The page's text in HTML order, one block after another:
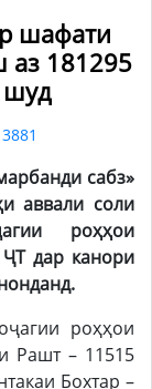
шафати
аз 181295
сабз»
аввали соли
роҳҳои
ҶТ дар канори
роҳҳои
Рашт – 11515
Бохтар –